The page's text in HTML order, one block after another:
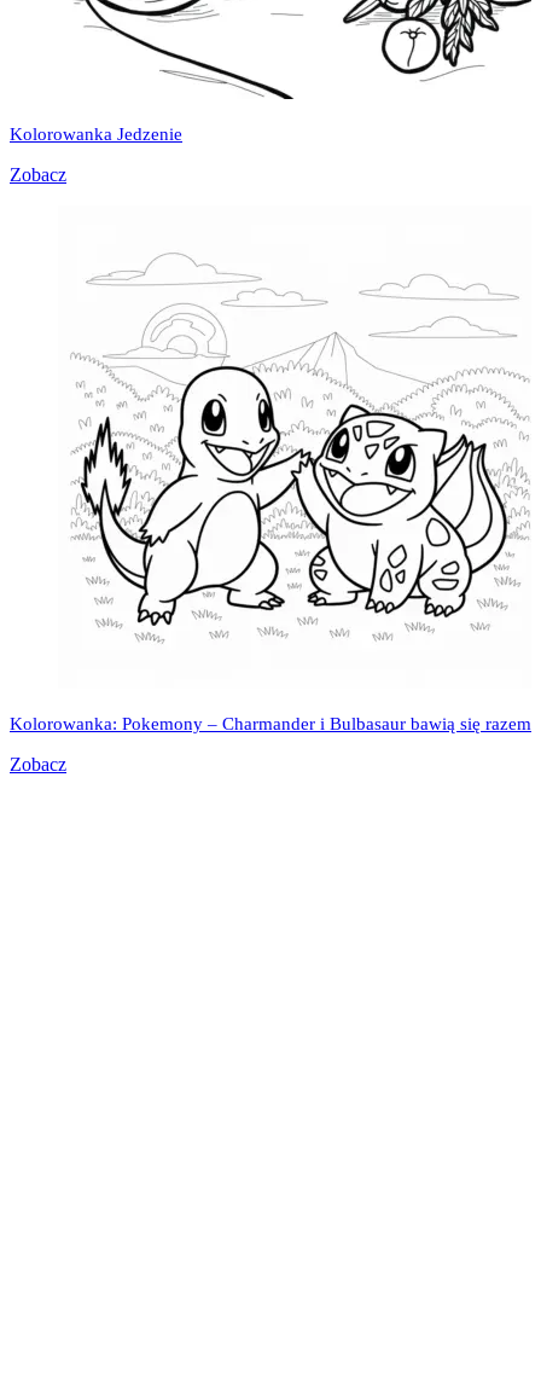
Kolorowanka Jedzenie
Zobacz
Kolorowanka: Pokemony – Charmander i Bulbasaur bawią się razem
Zobacz